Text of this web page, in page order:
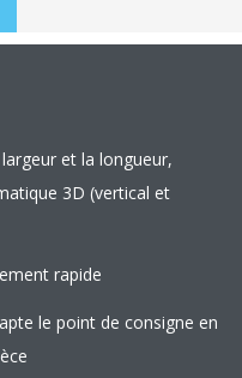
et la longueur,
3D (vertical et
rapide
le point de consigne en